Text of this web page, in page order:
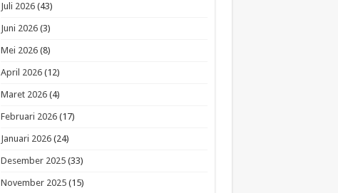
Juli 2026(43)
Juni 2026(3)
Mei 2026(8)
April 2026(12)
Maret 2026(4)
Februari 2026(17)
Januari 2026(24)
Desember 2025(33)
November 2025(15)